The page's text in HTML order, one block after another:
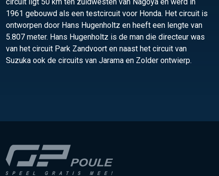
1961 gebouwd als een testcircuit voor Honda. Het circuit is
ontworpen door Hans Hugenholtz en heeft een lengte van
5.807 meter. Hans Hugenholtz is de man die directeur was
van het circuit Park Zandvoort en naast het circuit van
Suzuka ook de circuits van Jarama en Zolder ontwierp.